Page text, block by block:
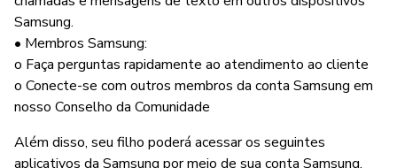
Samsung.
• Membros Samsung:
o Faça perguntas rapidamente ao atendimento ao cliente
o Conecte-se com outros membros da conta Samsung em
nosso Conselho da Comunidade
Além disso, seu filho poderá acessar os seguintes
aplicativos da Samsung por meio de sua conta Samsung.